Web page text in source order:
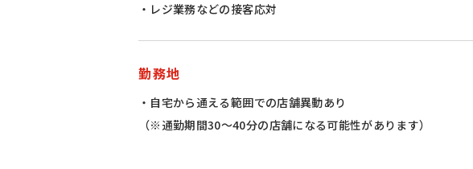
・レジ業務などの接客応対
勤務地
・自宅から通える範囲での店舗異動あり
（※通勤期間30～40分の店舗になる可能性があります）